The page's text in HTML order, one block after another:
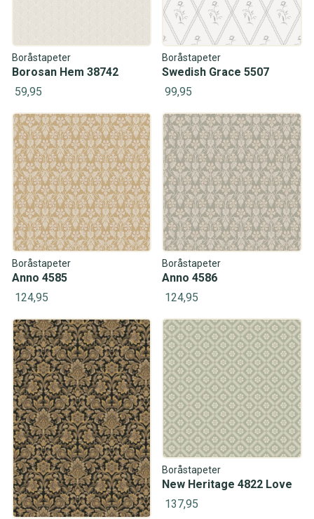
Boråstapeter
Borosan Hem 38742
59,95
Boråstapeter
Swedish Grace 5507
99,95
Boråstapeter
Anno 4585
124,95
Boråstapeter
Anno 4586
124,95
Boråstapeter
New Heritage 4822 Love
137,95